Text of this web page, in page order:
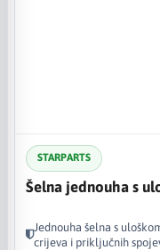
STARPARTS
Šelna jednouha s
Jednouha šelna s
crijeva i priključnih